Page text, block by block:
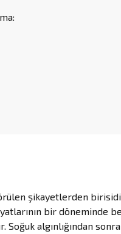
şikayetlerden
bir döneminde
Soğuk algınlığından